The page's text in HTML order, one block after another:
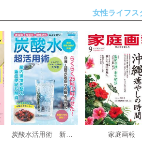
女性ライフス
炭酸水活用術 新装版 家庭画報